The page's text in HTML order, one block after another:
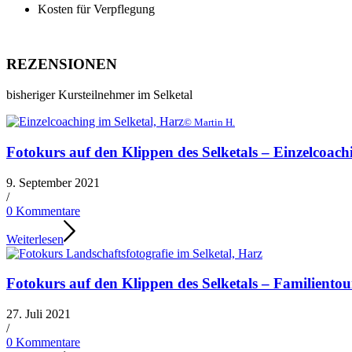
Kosten für Verpflegung
REZENSIONEN
bisheriger Kursteilnehmer im Selketal
© Martin H.
Fotokurs auf den Klippen des Selketals –
9. September 2021
/
0 Kommentare
Weiterlesen
Fotokurs auf den Klippen des Selketals –
27. Juli 2021
/
0 Kommentare